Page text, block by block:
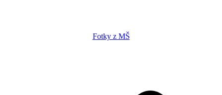
Fotky z MŠ